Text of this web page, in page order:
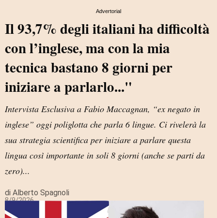
Advertorial
Il 93,7% degli italiani ha difficoltà
con l’inglese, ma con la mia
tecnica bastano 8 giorni per
iniziare a parlarlo..."
Intervista Esclusiva a Fabio Maccagnan, “ex negato in
inglese” oggi poliglotta che parla 6 lingue. Ci rivelerà la
sua strategia scientifica per iniziare a parlare questa
lingua così importante in soli 8 giorni (anche se parti da
zero)...
di Alberto Spagnoli
8/9/2026